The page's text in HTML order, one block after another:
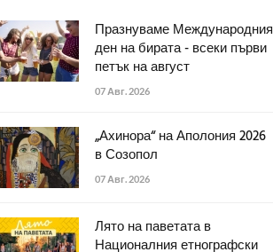
Празнуваме Международния
ден на бирата - всеки първи
петък на август
07 Авг. 2026
„Ахинора“ на Аполония 2026
в Созопол
07 Авг. 2026
Лято на паветата в
Националния етнографски